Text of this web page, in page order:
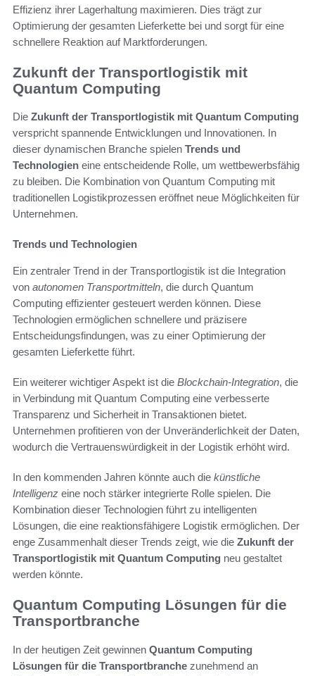
Effizienz ihrer Lagerhaltung maximieren. Dies trägt zur
Optimierung der gesamten Lieferkette bei und sorgt für eine
schnellere Reaktion auf Marktforderungen.
Zukunft der Transportlogistik mit
Quantum Computing
Die Zukunft der Transportlogistik mit Quantum Computing
verspricht spannende Entwicklungen und Innovationen. In
dieser dynamischen Branche spielen Trends und
Technologien eine entscheidende Rolle, um wettbewerbsfähig
zu bleiben. Die Kombination von Quantum Computing mit
traditionellen Logistikprozessen eröffnet neue Möglichkeiten für
Unternehmen.
Trends und Technologien
Ein zentraler Trend in der Transportlogistik ist die Integration
von autonomen Transportmitteln, die durch Quantum
Computing effizienter gesteuert werden können. Diese
Technologien ermöglichen schnellere und präzisere
Entscheidungsfindungen, was zu einer Optimierung der
gesamten Lieferkette führt.
Ein weiterer wichtiger Aspekt ist die Blockchain-Integration, die
in Verbindung mit Quantum Computing eine verbesserte
Transparenz und Sicherheit in Transaktionen bietet.
Unternehmen profitieren von der Unveränderlichkeit der Daten,
wodurch die Vertrauenswürdigkeit in der Logistik erhöht wird.
In den kommenden Jahren könnte auch die künstliche
Intelligenz eine noch stärker integrierte Rolle spielen. Die
Kombination dieser Technologien führt zu intelligenten
Lösungen, die eine reaktionsfähigere Logistik ermöglichen. Der
enge Zusammenhalt dieser Trends zeigt, wie die Zukunft der
Transportlogistik mit Quantum Computing neu gestaltet
werden könnte.
Quantum Computing Lösungen für die
Transportbranche
In der heutigen Zeit gewinnen Quantum Computing
Lösungen für die Transportbranche zunehmend an